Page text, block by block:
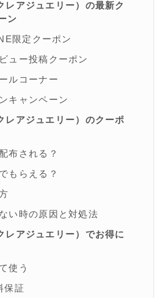
アジュエリー）の最新ク
ン
限定クーポン
ュー投稿クーポン
ルコーナー
キャンペーン
アジュエリー）のクーポ
布される？
もらえる？
い時の原因と対処法
アジュエリー）でお得に
使う
保証